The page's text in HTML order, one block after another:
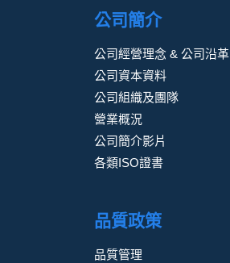
公司簡介
公司經營理念 & 公司沿革
公司資本資料
公司組織及團隊
營業概況
公司簡介影片
各類ISO證書
品質政策
品質管理